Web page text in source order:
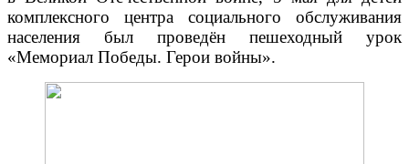
комплексного центра социального обслуживания
населения был проведён пешеходный урок
«Мемориал Победы. Герои войны».